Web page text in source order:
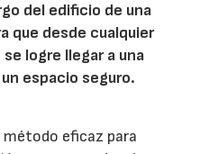
del edificio de una
que desde cualquier
logre llegar a una
espacio seguro.
eficaz para